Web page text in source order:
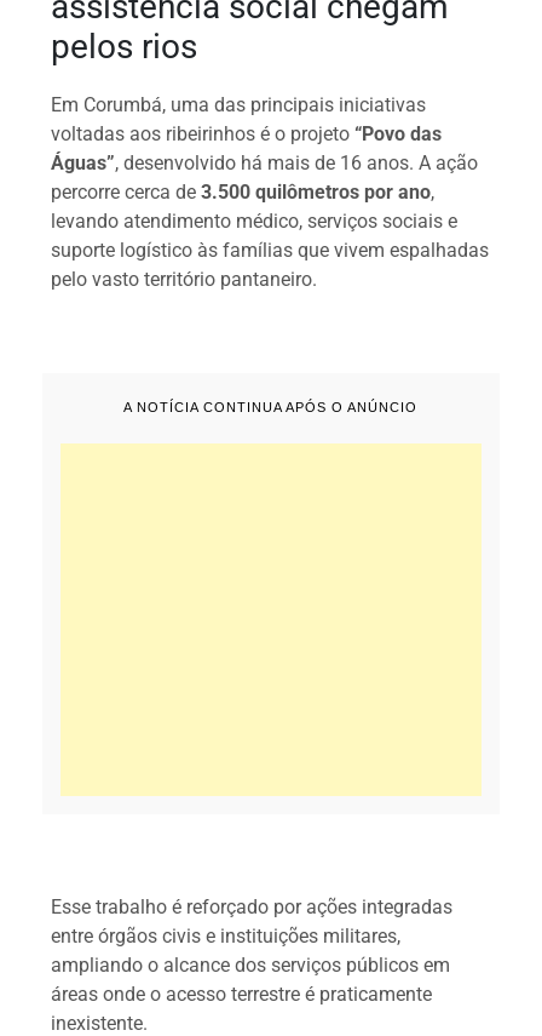
pelos rios
Em Corumbá, uma das principais iniciativas
voltadas aos ribeirinhos é o projeto “Povo das
Águas”, desenvolvido há mais de 16 anos. A ação
percorre cerca de3.500 quilômetros por ano,
levando atendimento médico, serviços sociais e
suporte logístico às famílias que vivem espalhadas
pelo vasto território pantaneiro.
A NOTÍCIA CONTINUA APÓS O ANÚNCIO
Esse trabalho é reforçado por ações integradas
entre órgãos civis e instituições militares,
ampliando o alcance dos serviços públicos em
áreas onde o acesso terrestre é praticamente
inexistente.